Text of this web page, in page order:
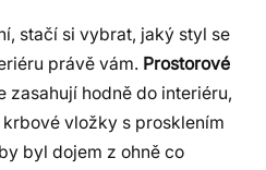
stačí si vybrat, jaký styl se
právě vám. Prostorové
zasahují hodně do interiéru,
vložky s prosklením
byl dojem z ohně co